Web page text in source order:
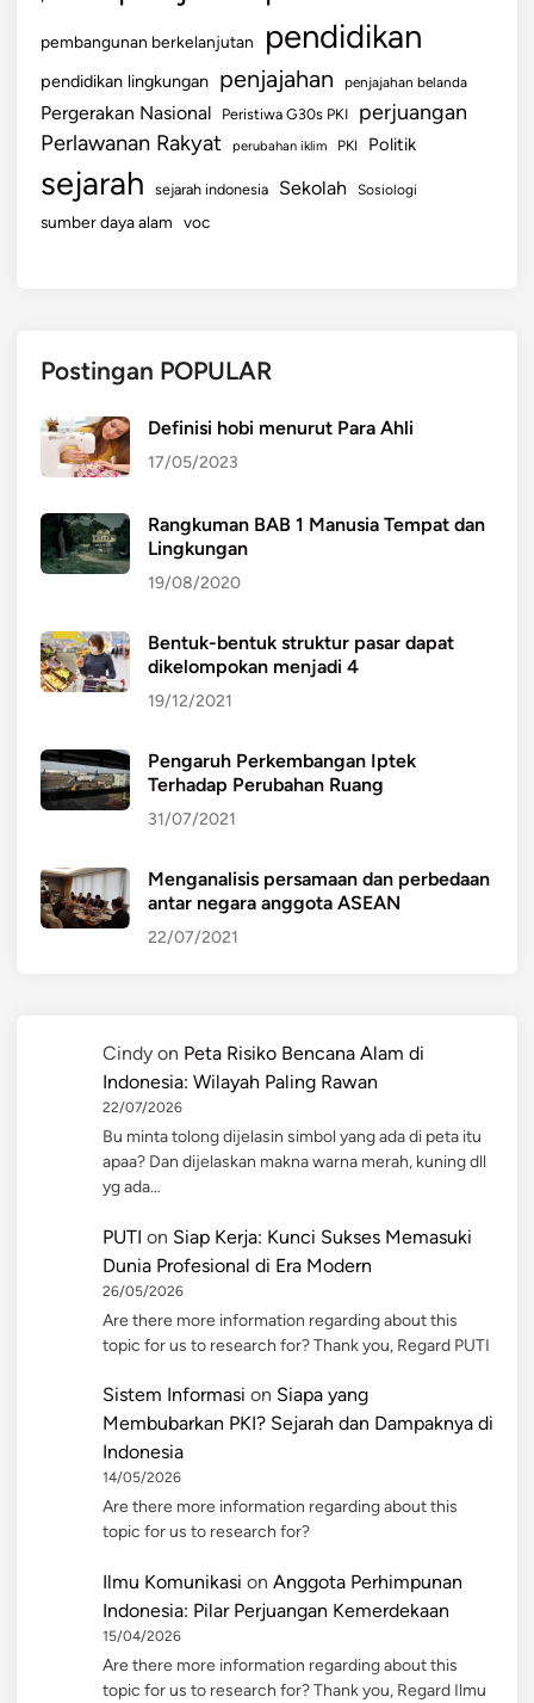
pembangunan berkelanjutan pendidikan
pendidikan lingkungan penjajahan penjajahan belanda
Pergerakan Nasional Peristiwa G30s PKI perjuangan
Perlawanan Rakyat perubahan iklim PKI Politik
sejarah sejarah indonesia Sekolah Sosiologi
sumber daya alam voc
Postingan POPULAR
Definisi hobi menurut Para Ahli
17/05/2023
Rangkuman BAB 1 Manusia Tempat dan
Lingkungan
19/08/2020
Bentuk-bentuk struktur pasar dapat
dikelompokan menjadi 4
19/12/2021
Pengaruh Perkembangan Iptek
Terhadap Perubahan Ruang
31/07/2021
Menganalisis persamaan dan perbedaan
antar negara anggota ASEAN
22/07/2021
Cindy on Peta Risiko Bencana Alam di
Indonesia: Wilayah Paling Rawan
22/07/2026
Bu minta tolong dijelasin simbol yang ada di peta itu
apaa? Dan dijelaskan makna warna merah, kuning dll
yg ada…
PUTI on Siap Kerja: Kunci Sukses Memasuki
Dunia Profesional di Era Modern
26/05/2026
Are there more information regarding about this
topic for us to research for? Thank you, Regard PUTI
Sistem Informasi on Siapa yang
Membubarkan PKI? Sejarah dan Dampaknya di
Indonesia
14/05/2026
Are there more information regarding about this
topic for us to research for?
Ilmu Komunikasi on Anggota Perhimpunan
Indonesia: Pilar Perjuangan Kemerdekaan
15/04/2026
Are there more information regarding about this
topic for us to research for? Thank you, Regard Ilmu